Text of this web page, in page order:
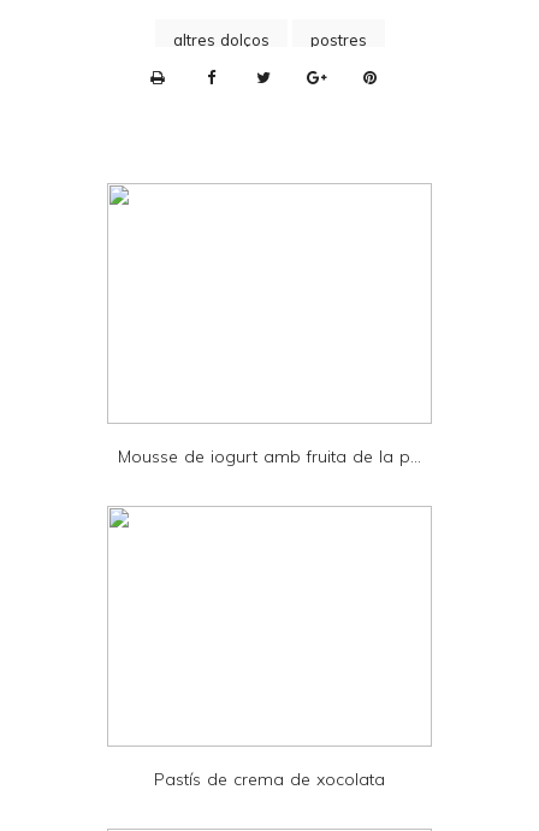
altres dolços
postres
n
d
Mousse de iogurt amb fruita de la p...
Pastís de crema de xocolata